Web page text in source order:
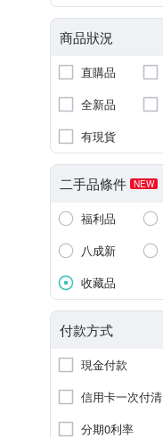
商品狀況
直購品
全新品
有現貨
二手品條件 NEW
福利品
八成新
收藏品
付款方式
現金付款
信用卡一次付清
分期0利率